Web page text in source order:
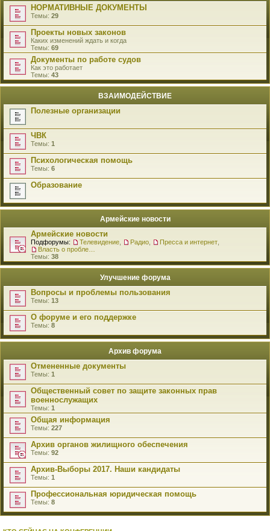
НОРМАТИВНЫЕ ДОКУМЕНТЫ
Темы: 29
Проекты новых законов
Каких изменений ждать и когда
Темы: 69
Документы по работе судов
Как это работает
Темы: 43
ВЗАИМОДЕЙСТВИЕ
Полезные организации
ЧВК
Темы: 1
Психологическая помощь
Темы: 6
Образование
Армейские новости
Армейские новости
Подфорумы: Телевидение Радио Пресса и интернет
Темы: 38
Улучшение форума
Вопросы и проблемы пользования
Темы: 13
О форуме и его поддержке
Темы: 8
Архив форума
Отмененные документы
Темы: 1
Общественный совет по защите законных прав
военнослужащих
Темы: 1
Общая информация
Темы: 227
Архив органов жилищного обеспечения
Темы: 92
Архив-Выборы 2017. Наши кандидаты
Темы: 1
Профессиональная юридическая помощь
Темы: 8